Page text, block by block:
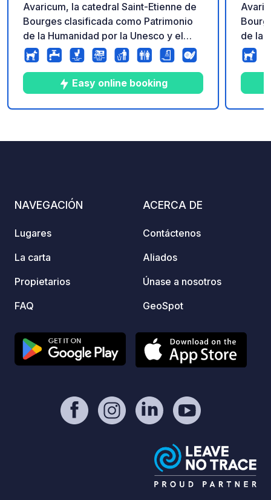
Avaricum, la catedral Saint-Etienne de
Bourges clasificada como Patrimonio
de la Humanidad por la Unesco y el
palacio Jacques-Coeur. Durante más
de cuarenta años, también ha sido
famoso por su famoso festival "Le
Printemps de Bourges" que tiene lugar
en abril.
Easy online booking
de la
de
en
NAVEGACIÓN
Lugares
La carta
Propietarios
FAQ
ACERCA DE
Contáctenos
Aliados
Únase a nosotros
GeoSpot